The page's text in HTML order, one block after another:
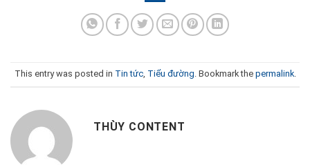
This entry was posted in Tin tức, Tiểu đường . Bookmark the permalink.
THÙY CONTENT